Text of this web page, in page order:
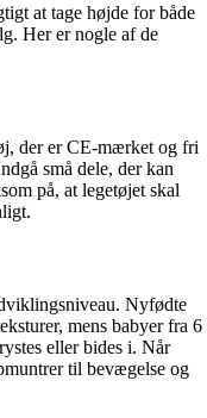
at tage højde for både
Her er nogle af de
der er CE-mærket og fri
små dele, der kan
på, at legetøjet skal
Nyfødte
mens babyer fra 6
eller bides i. Når
til bevægelse og